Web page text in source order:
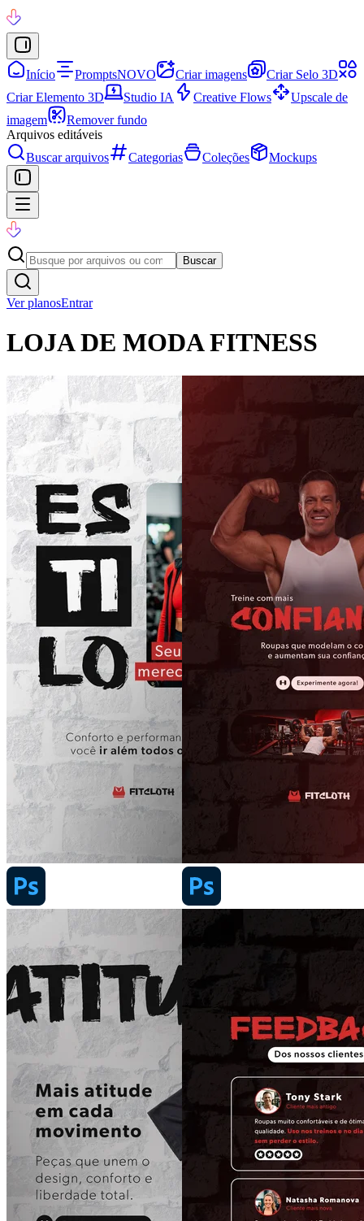
Início PromptsNOVO Criar imagens
Criar Selo 3D
Criar Elemento 3D
Studio IA Creative Flows
Upscale de
imagem
Remover fundo
Arquivos editáveis
Buscar arquivos
Categorias Coleções Mockups
Buscar
Ver planosEntrar
LOJA DE MODA FITNESS